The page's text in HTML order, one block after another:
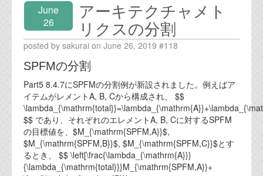
会社案内
会社概要
代表ご挨拶
オフィス
実績
ブログ
June
26
アーキテクチャメト
リクスの分割
posted by sakurai on June 26, 2019 #118
SPFMの分割
Part5 8.4.7にSPFMの分割例が新設されました。例えばア
イテムがレメントA, B, Cから構成され、 $$
$$ であり、それぞれのエレメントA, B, Cに対するSPFM
の目標値を、$M_{\mathrm{SPFM,A}}$,
$M_{\mathrm{SPFM,B}}$, $M_{\mathrm{SPFM,C}}$とす
るとき、 $$ \left[\frac{\lambda_{\mathrm{A}}}
{\lambda_{\mathrm{total}}}M_{\mathrm{SPFM,A}}+